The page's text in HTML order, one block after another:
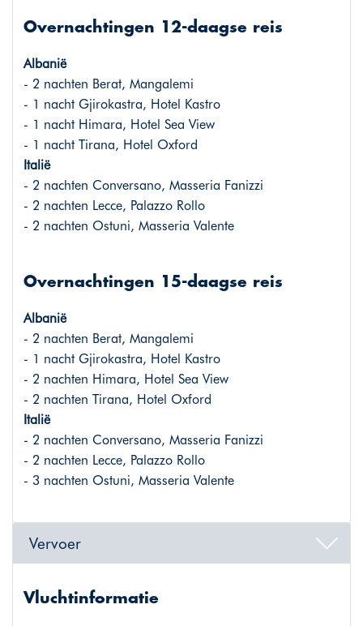
Overnachtingen 12-daagse reis
Albanië
- 2 nachten Berat, Mangalemi
- 1 nacht Gjirokastra, Hotel Kastro
- 1 nacht Himara, Hotel Sea View
- 1 nacht Tirana, Hotel Oxford
Italië
- 2 nachten Conversano, Masseria Fanizzi
- 2 nachten Lecce, Palazzo Rollo
- 2 nachten Ostuni, Masseria Valente
Overnachtingen 15-daagse reis
Albanië
- 2 nachten Berat, Mangalemi
- 1 nacht Gjirokastra, Hotel Kastro
- 2 nachten Himara, Hotel Sea View
- 2 nachten Tirana, Hotel Oxford
Italië
- 2 nachten Conversano, Masseria Fanizzi
- 2 nachten Lecce, Palazzo Rollo
- 3 nachten Ostuni, Masseria Valente
Vervoer
Vluchtinformatie